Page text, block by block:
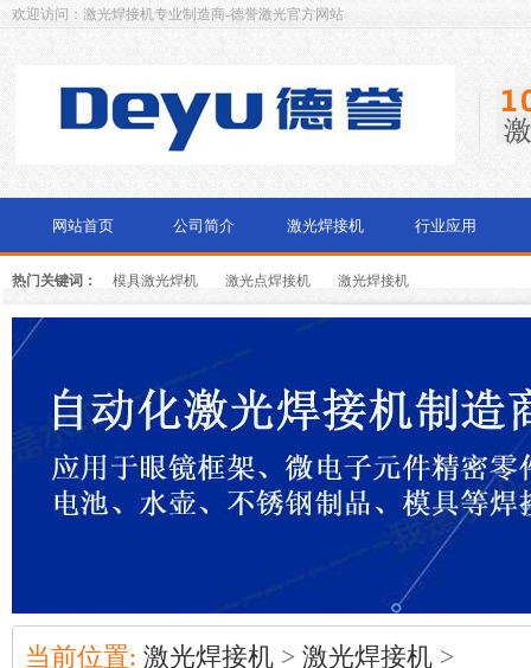
欢迎访问：激光焊接机专业制造商-德誉激光官方网站
网站首页 公司简介 激光焊接机 行业应用
热门关键词： 模具激光焊机 激光点焊接机 激光焊接机
当前位置: 激光焊接机 > 激光焊接机 >